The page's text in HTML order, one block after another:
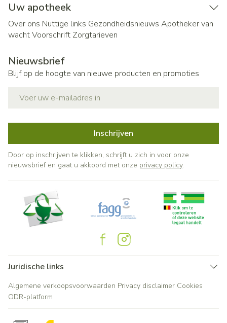
Uw apotheek
Over ons Nuttige links Gezondheidsnieuws Apotheker van
wachtVoorschrift Zorgtarieven
Nieuwsbrief
Blijf op de hoogte van nieuwe producten en promoties
Inschrijven
Door op inschrijven te klikken, schrijft u zich in voor onze
nieuwsbrief en gaat u akkoord met onze privacy policy.
Juridische links
Algemene verkoopsvoorwaarden Privacy disclaimer Cookies
ODR-platform